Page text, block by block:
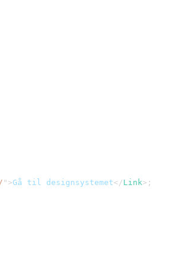
" >Gå til designsystemet</Link> ;